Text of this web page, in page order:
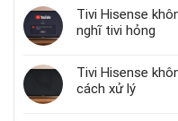
Tivi Hisense
nghĩ tivi hỏng
Tivi Hisense
cách xử lý